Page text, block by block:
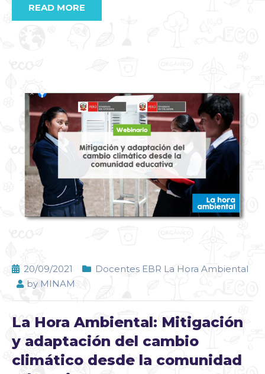
READ MORE
20/09/2021
Docentes EBR La Hora Ambiental
by MINAM
La Hora Ambiental: Mitigación
y adaptación del cambio
climático desde la comunidad